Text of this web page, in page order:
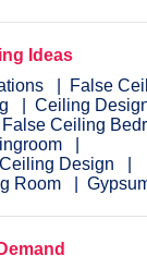
Ideas
False
Ceiling
False Ceiling
Design
Room